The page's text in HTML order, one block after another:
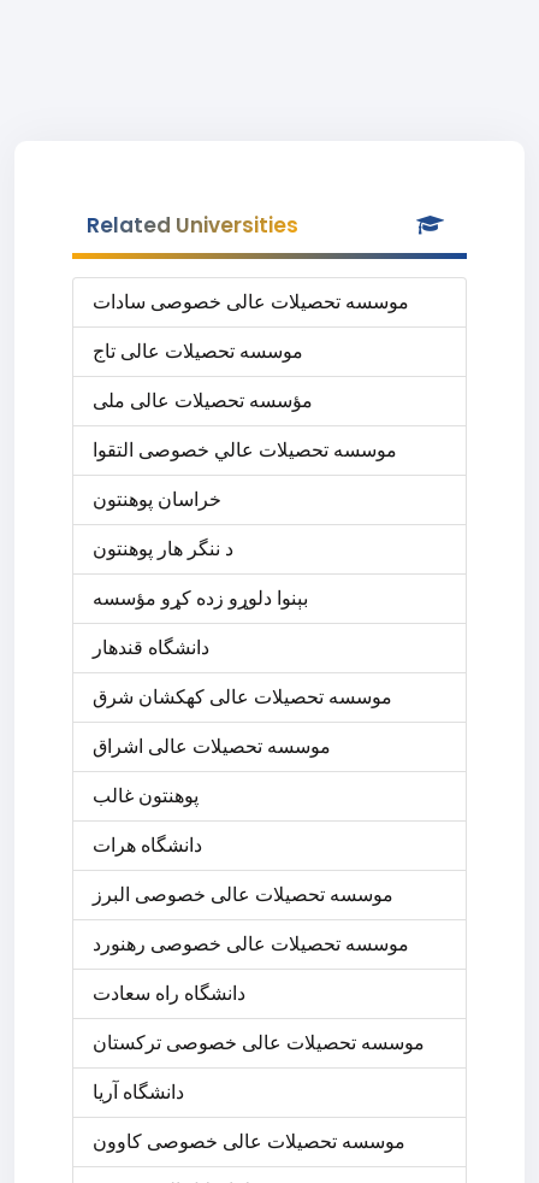
Related Universities
موسسه تحصیلات عالی خصوصی سادات
موسسه تحصیلات عالی تاج
مؤسسه تحصیلات عالی ملی
موسسه تحصيلات عالي خصوصی التقوا
د ننگر ھار پوھنتون
بېنوا دلوړو زده کړو مؤسسه
دانشگاه قندهار
موسسه تحصیلات عالی کهکشان شرق
موسسه تحصیلات عالی اشراق
پوهنتون غالب
دانشگاه هرات
موسسه تحصیلات عالی خصوصی البرز
موسسه تحصیلات عالی خصوصی رهنورد
دانشگاه راه سعادت
موسسه تحصیلات عالی خصوصی ترکستان
دانشگاه آریا
موسسه تحصیلات عالی خصوصی کاوون